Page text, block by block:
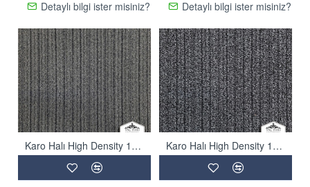
Detaylı bilgi ister misiniz? Detaylı bilgi ister misiniz?
Karo Halı High Density 1605 Karo Halı High Density 1606